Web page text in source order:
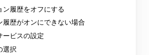
ン履歴をオフにする
履歴がオンにできない場合
ービスの設定
選択